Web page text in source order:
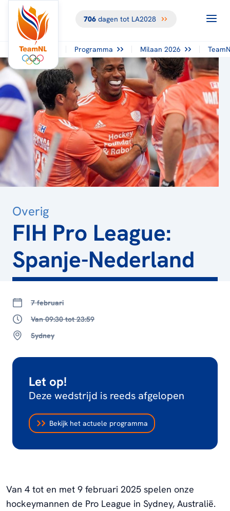
706dagen tot LA2028
Programma Milaan 2026
Overig
FIH Pro League:
Spanje-Nederland
7 februari
Van 09:30 tot 23:59
Sydney
Let op!
Deze wedstrijd is reeds afgelopen
Bekijk het actuele programma
TERUG NAAR
OVERZICHT
Van 4 tot en met 9 februari 2025 spelen onze
hockeymannen de Pro League in Sydney, Australië.